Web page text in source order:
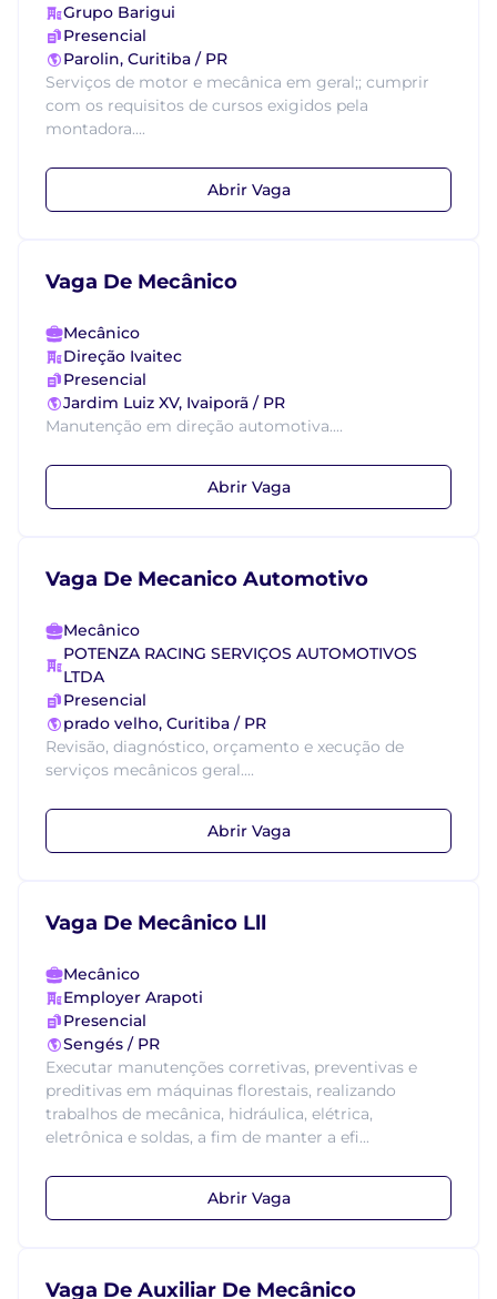
Grupo Barigui
Presencial
Parolin, Curitiba / PR
Serviços de motor e mecânica em geral;; cumprir
com os requisitos de cursos exigidos pela
montadora....
Abrir Vaga
Vaga De Mecânico
Mecânico
Direção Ivaitec
Presencial
Jardim Luiz XV, Ivaiporã / PR
Manutenção em direção automotiva....
Abrir Vaga
Vaga De Mecanico Automotivo
Mecânico
POTENZA RACING SERVIÇOS AUTOMOTIVOS
LTDA
Presencial
prado velho, Curitiba / PR
Revisão, diagnóstico, orçamento e xecução de
serviços mecânicos geral....
Abrir Vaga
Vaga De Mecânico Lll
Mecânico
Employer Arapoti
Presencial
Sengés / PR
Executar manutenções corretivas, preventivas e
preditivas em máquinas florestais, realizando
trabalhos de mecânica, hidráulica, elétrica,
eletrônica e soldas, a fim de manter a efi...
Abrir Vaga
Vaga De Auxiliar De Mecânico